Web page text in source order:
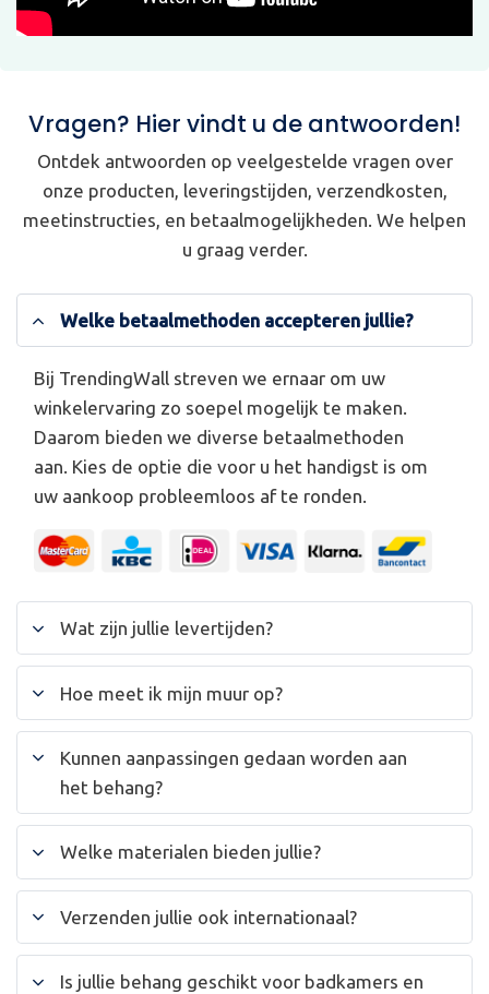
Vragen? Hier vindt u de antwoorden!
Ontdek antwoorden op veelgestelde vragen over
onze producten, leveringstijden, verzendkosten,
meetinstructies, en betaalmogelijkheden. We helpen
u graag verder.
Welke betaalmethoden accepteren jullie?
Bij TrendingWall streven we ernaar om uw
winkelervaring zo soepel mogelijk te maken.
Daarom bieden we diverse betaalmethoden
aan. Kies de optie die voor u het handigst is om
uw aankoop probleemloos af te ronden.
Wat zijn jullie levertijden?
Hoe meet ik mijn muur op?
Kunnen aanpassingen gedaan worden aan
het behang?
Welke materialen bieden jullie?
Verzenden jullie ook internationaal?
Is jullie behang geschikt voor badkamers en